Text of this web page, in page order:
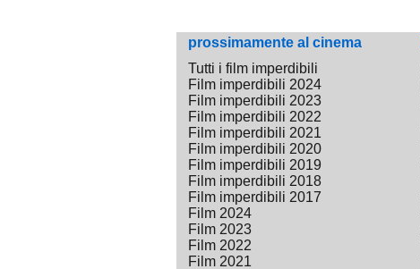
prossimamente al cinema
Tutti i film imperdibili
Film imperdibili 2024
Film imperdibili 2023
Film imperdibili 2022
Film imperdibili 2021
Film imperdibili 2020
Film imperdibili 2019
Film imperdibili 2018
Film imperdibili 2017
Film 2024
Film 2023
Film 2022
Film 2021